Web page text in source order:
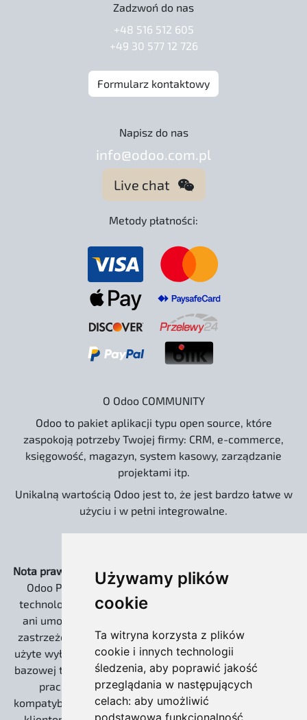
Używamy plików
cookie
Ta witryna korzysta z plików
cookie i innych technologii
śledzenia, aby poprawić jakość
przeglądania w następujących
celach: aby umożliwić
podstawową funkcjonalność
Zadzwoń do nas
+48 516 512 605
+49 30 577 12 726
Formularz kontaktowy
Napisz do nas
info@odoo.com.pl
Live chat
Metody płatności:
O Odoo COMMUNITY
Odoo to pakiet aplikacji typu open source, które
zaspokoją potrzeby Twojej firmy: CRM, e-commerce,
księgowość, magazyn, system kasowy, zarządzanie
projektami itp.
Unikalną wartością Odoo jest to, że jest bardzo łatwe w
użyciu i w pełni integrowalne.
Nota prawna:
Strona www.odoo.com.pl oraz dystrybucja
Odoo Pro EXTREME są niezależnymi rozwiązaniami
technologicznymi. Nie jesteśmy powiązani kapitałowo
ani umową partnerską z Odoo S.A. Słowo „Odoo” jest
zastrzeżonym znakiem towarowym Odoo S.A. i zostało
użyte wyłącznie w celach informacyjnych, do określenia
bazowej technologii open source (Community), na której
pracujemy. Nasze wdrożenia zachowują 100%
kompatybilności z ekosystemem twórców, umożliwiając